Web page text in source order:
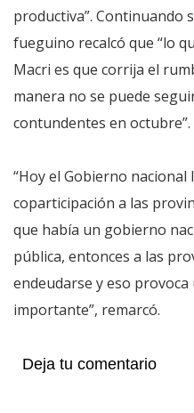
productiva”. Continuando
fueguino recalcó que “lo
Macri es que corrija el
manera no se puede
contundentes en octubre”.
“Hoy el Gobierno
coparticipación a las
que había un gobierno
pública, entonces a las
endeudarse y eso
importante”, remarcó.
Deja tu comentario